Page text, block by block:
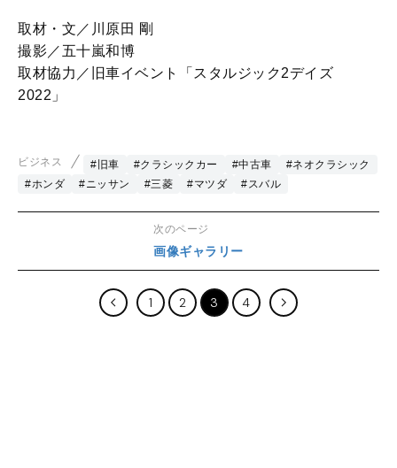
取材・文／川原田 剛
撮影／五十嵐和博
取材協力／旧車イベント「スタルジック2デイズ
2022」
ビジネス #旧車 #クラシックカー #中古車
#ネオクラシック
#ホンダ
#ニッサン #三菱 #マツダ #スバル
次のページ
画像ギャラリー
1 2 3 4